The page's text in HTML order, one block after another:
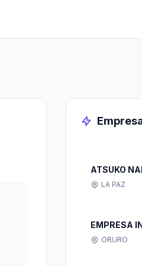
ATSUKO
LA PAZ
EMPRESA
ORURO